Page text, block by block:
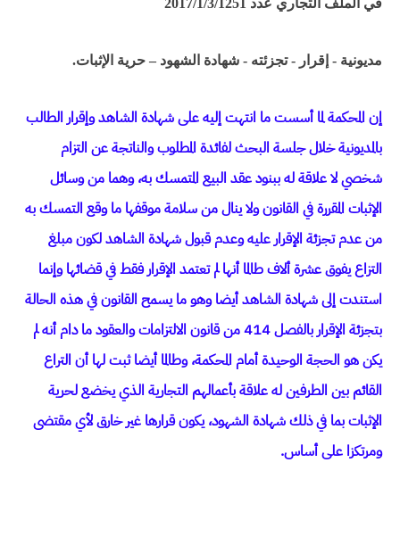
في الملف التجاري عدد 2017/1/3/1251
مديونية - إقرار - تجزئته - شهادة الشهود – حرية الإثبات.
إن المحكمة لما أسست ما انتهت إليه على شهادة الشاهد وإقرار الطالب
بالمديونية خلال جلسة البحث لفائدة المطلوب والناتجة عن التزام
شخصي لا علاقة له ببنود عقد البيع المتمسك به، وهما من وسائل
الإثبات المقررة في القانون ولا ينال من سلامة موقفها ما وقع التمسك به
من عدم تجزئة الإقرار عليه وعدم قبول شهادة الشاهد لكون مبلغ
التزاع يفوق عشرة ألاف طالما أنها لم تعتمد الإقرار فقط في قضائها وإنما
استندت إلى شهادة الشاهد أيضا وهو ما يسمح القانون في هذه الحالة
بتجزئة الإقرار بالفصل 414 من قانون الالتزامات والعقود ما دام أنه لم
يكن هو الحجة الوحيدة أمام المحكمة، وطالما أيضا ثبت لها أن التراع
القائم بين الطرفين له علاقة بأعمالهم التجارية الذي يخضع لحرية
الإثبات بما في ذلك شهادة الشهود، يكون قرارها غير خارق لأي مقتضى
ومرتكزا على أساس.